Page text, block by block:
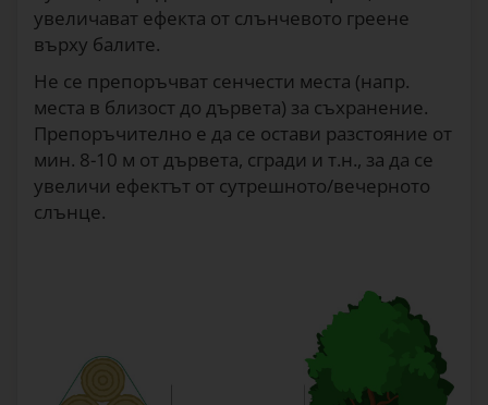
увеличават ефекта от слънчевото греене
върху балите.
Не се препоръчват сенчести места (напр.
места в близост до дървета) за съхранение.
Препоръчително е да се остави разстояние от
мин. 8-10 м от дървета, сгради и т.н., за да се
увеличи ефектът от сутрешното/вечерното
слънце.